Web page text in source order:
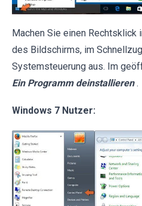
Machen Sie einen Rechtsklick
des Bildschirms, im
Systemsteuerung aus. Im
Ein Programm deinstallieren .
Windows 7 Nutzer: